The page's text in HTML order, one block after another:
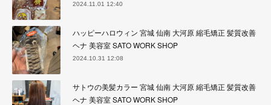
2024.11.01 12:40
ハッピーハロウィン 宮城 仙南 大河原 縮毛矯正 髪質改善
ヘナ 美容室 SATO WORK SHOP
2024.10.31 12:08
サトウの美髪カラー 宮城 仙南 大河原 縮毛矯正 髪質改善
ヘナ 美容室 SATO WORK SHOP